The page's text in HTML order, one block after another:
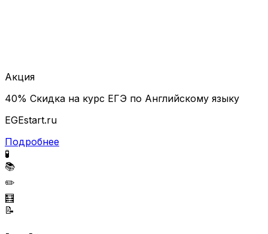
Акция
40% Скидка на курс ЕГЭ по Английскому языку
EGEstart.ru
Подробнее
🧪
📚
✏️
🧮
📝